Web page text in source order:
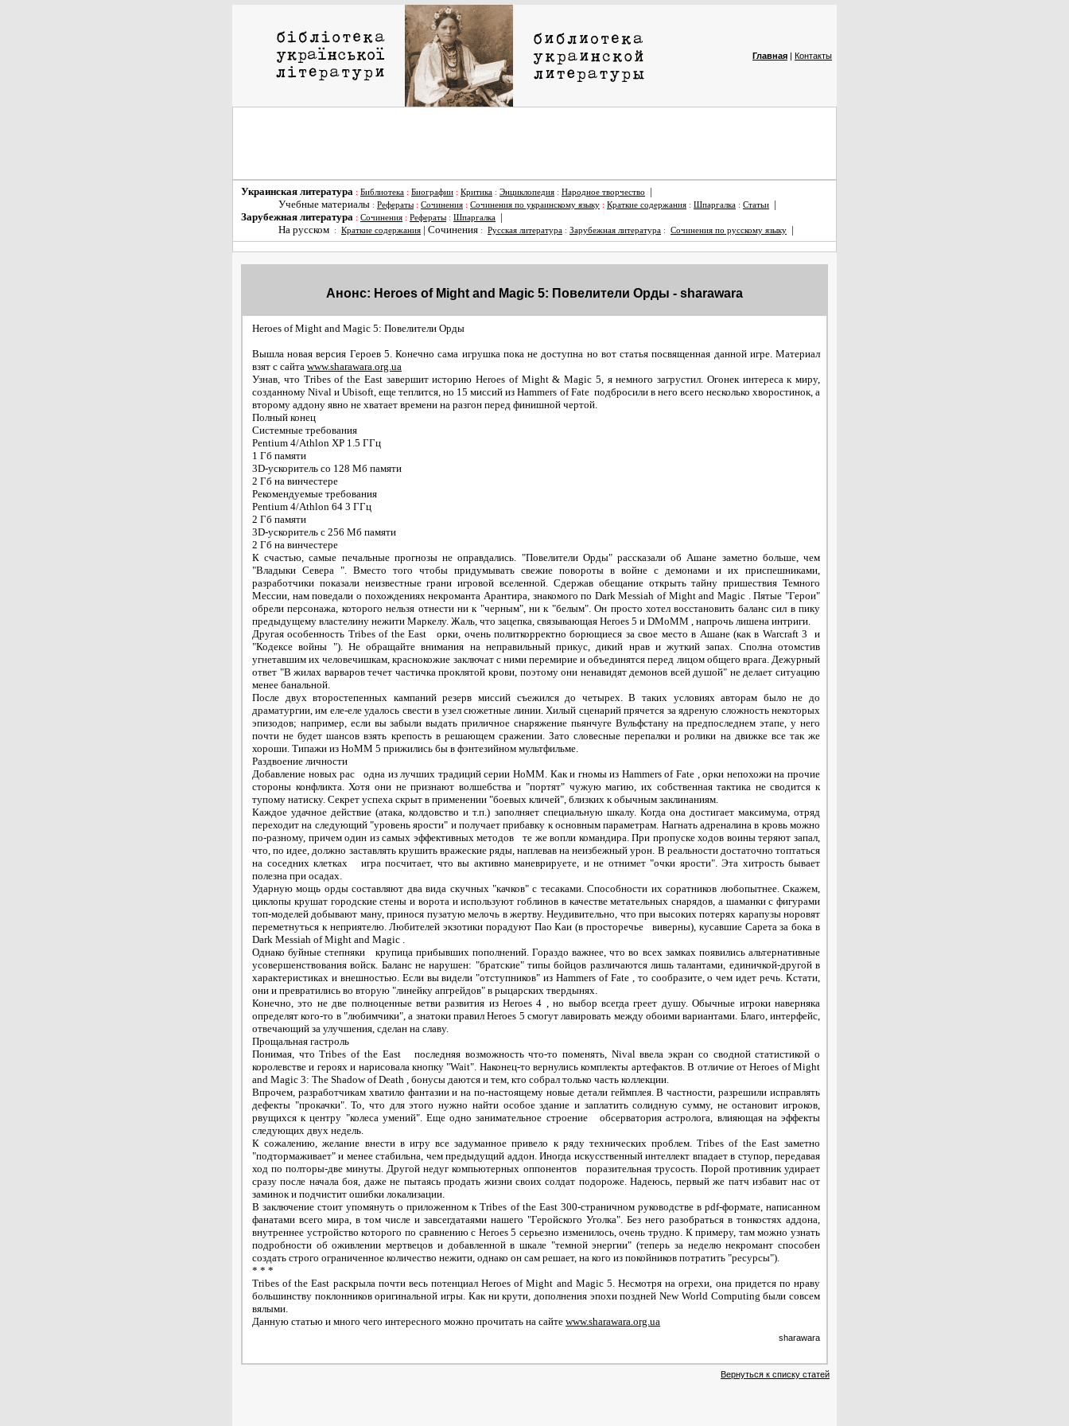
Главная | Контакты
Украинская литература : Библиотека : Биографии : Критика : Энциклопедия : Народное творчество
|
Учебные материалы : Рефераты : Сочинения : Сочинения по украинскому языку : Краткие содержания : Шпаргалка : Статьи
|
Зарубежная литература : Сочинения : Рефераты : Шпаргалка
|
На русском
: Краткие содержания | Сочинения : Русская литература : Зарубежная литература : Сочинения по русскому языку |
Анонс: Heroes of Might and Magic 5: Повелители Орды - sharawara
Heroes of Might and Magic 5: Повелители Орды
Вышла новая версия Героев 5. Конечно сама игрушка пока не доступна но вот статья посвященная данной игре. Материал
взят с сайта www.sharawara.org.ua
Узнав, что Tribes of the East завершит историю Heroes of Might & Magic 5, я немного загрустил. Огонек интереса к миру,
созданному Nival и Ubisoft, еще теплится, но 15 миссий из Hammers of Fate подбросили в него всего несколько хворостинок, а
второму аддону явно не хватает времени на разгон перед финишной чертой.
Полный конец
Системные требования
Pentium 4/Athlon XP 1.5 ГГц
1 Гб памяти
3D-ускоритель со 128 Мб памяти
2 Гб на винчестере
Рекомендуемые требования
Pentium 4/Athlon 64 3 ГГц
2 Гб памяти
3D-ускоритель с 256 Мб памяти
2 Гб на винчестере
К счастью, самые печальные прогнозы не оправдались. "Повелители Орды" рассказали об Ашане заметно больше, чем
"Владыки Севера ". Вместо того чтобы придумывать свежие повороты в войне с демонами и их приспешниками,
разработчики показали неизвестные грани игровой вселенной. Сдержав обещание открыть тайну пришествия Темного
Мессии, нам поведали о похождениях некроманта Арантира, знакомого по Dark Messiah of Might and Magic . Пятые "Герои"
обрели персонажа, которого нельзя отнести ни к "черным", ни к "белым". Он просто хотел восстановить баланс сил в пику
предыдущему властелину нежити Маркелу. Жаль, что зацепка, связывающая Heroes 5 и DMoMM , напрочь лишена интриги.
Другая особенность Tribes of the East орки, очень политкорректно борющиеся за свое место в Ашане (как в Warcraft 3 и
"Кодексе войны "). Не обращайте внимания на неправильный прикус, дикий нрав и жуткий запах. Сполна отомстив
угнетавшим их человечишкам, краснокожие заключат с ними перемирие и объединятся перед лицом общего врага. Дежурный
ответ "В жилах варваров течет частичка проклятой крови, поэтому они ненавидят демонов всей душой" не делает ситуацию
менее банальной.
После двух второстепенных кампаний резерв миссий съежился до четырех. В таких условиях авторам было не до
драматургии, им еле-еле удалось свести в узел сюжетные линии. Хилый сценарий прячется за ядреную сложность некоторых
эпизодов; например, если вы забыли выдать приличное снаряжение пьянчуге Вульфстану на предпоследнем этапе, у него
почти не будет шансов взять крепость в решающем сражении. Зато словесные перепалки и ролики на движке все так же
хороши. Типажи из HoMM 5 прижились бы в фэнтезийном мультфильме.
Раздвоение личности
Добавление новых рас одна из лучших традиций серии HoMM. Как и гномы из Hammers of Fate , орки непохожи на прочие
стороны конфликта. Хотя они не признают волшебства и "портят" чужую магию, их собственная тактика не сводится к
тупому натиску. Секрет успеха скрыт в применении "боевых кличей", близких к обычным заклинаниям.
Каждое удачное действие (атака, колдовство и т.п.) заполняет специальную шкалу. Когда она достигает максимума, отряд
переходит на следующий "уровень ярости" и получает прибавку к основным параметрам. Нагнать адреналина в кровь можно
по-разному, причем один из самых эффективных методов те же вопли командира. При пропуске ходов воины теряют запал,
что, по идее, должно заставлять крушить вражеские ряды, наплевав на неизбежный урон. В реальности достаточно топтаться
на соседних клетках игра посчитает, что вы активно маневрируете, и не отнимет "очки ярости". Эта хитрость бывает
полезна при осадах.
Ударную мощь орды составляют два вида скучных "качков" с тесаками. Способности их соратников любопытнее. Скажем,
циклопы крушат городские стены и ворота и используют гоблинов в качестве метательных снарядов, а шаманки с фигурами
топ-моделей добывают ману, принося пузатую мелочь в жертву. Неудивительно, что при высоких потерях карапузы норовят
переметнуться к неприятелю. Любителей экзотики порадуют Пао Каи (в просторечье виверны), кусавшие Сарета за бока в
Dark Messiah of Might and Magic .
Однако буйные степняки крупица прибывших пополнений. Гораздо важнее, что во всех замках появились альтернативные
усовершенствования войск. Баланс не нарушен: "братские" типы бойцов различаются лишь талантами, единичкой-другой в
характеристиках и внешностью. Если вы видели "отступников" из Hammers of Fate , то сообразите, о чем идет речь. Кстати,
они и превратились во вторую "линейку апгрейдов" в рыцарских твердынях.
Конечно, это не две полноценные ветви развития из Heroes 4 , но выбор всегда греет душу. Обычные игроки наверняка
определят кого-то в "любимчики", а знатоки правил Heroes 5 смогут лавировать между обоими вариантами. Благо, интерфейс,
отвечающий за улучшения, сделан на славу.
Прощальная гастроль
Понимая, что Tribes of the East последняя возможность что-то поменять, Nival ввела экран со сводной статистикой о
королевстве и героях и нарисовала кнопку "Wait". Наконец-то вернулись комплекты артефактов. В отличие от Heroes of Might
and Magic 3: The Shadow of Death , бонусы даются и тем, кто собрал только часть коллекции.
Впрочем, разработчикам хватило фантазии и на по-настоящему новые детали геймплея. В частности, разрешили исправлять
дефекты "прокачки". То, что для этого нужно найти особое здание и заплатить солидную сумму, не остановит игроков,
рвущихся к центру "колеса умений". Еще одно занимательное строение обсерватория астролога, влияющая на эффекты
следующих двух недель.
К сожалению, желание внести в игру все задуманное привело к ряду технических проблем. Tribes of the East заметно
"подтормаживает" и менее стабильна, чем предыдущий аддон. Иногда искусственный интеллект впадает в ступор, передавая
ход по полторы-две минуты. Другой недуг компьютерных оппонентов поразительная трусость. Порой противник удирает
сразу после начала боя, даже не пытаясь продать жизни своих солдат подороже. Надеюсь, первый же патч избавит нас от
заминок и подчистит ошибки локализации.
В заключение стоит упомянуть о приложенном к Tribes of the East 300-страничном руководстве в pdf-формате, написанном
фанатами всего мира, в том числе и завсегдатаями нашего "Геройского Уголка". Без него разобраться в тонкостях аддона,
внутреннее устройство которого по сравнению с Heroes 5 серьезно изменилось, очень трудно. К примеру, там можно узнать
подробности об оживлении мертвецов и добавленной в шкале "темной энергии" (теперь за неделю некромант способен
создать строго ограниченное количество нежити, однако он сам решает, на кого из покойников потратить "ресурсы").
* * *
Tribes of the East раскрыла почти весь потенциал Heroes of Might and Magic 5. Несмотря на огрехи, она придется по нраву
большинству поклонников оригинальной игры. Как ни крути, дополнения эпохи поздней New World Computing были совсем
вялыми.
Данную статью и много чего интересного можно прочитать на сайте www.sharawara.org.ua
sharawara
Вернуться к списку статей